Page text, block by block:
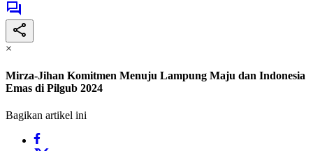
×
Mirza-Jihan Komitmen Menuju Lampung Maju dan Indonesia
Emas di Pilgub 2024
Bagikan artikel ini